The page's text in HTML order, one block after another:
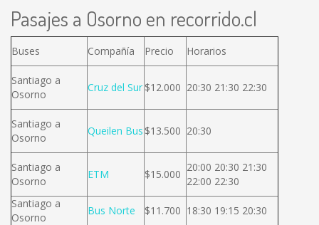
Pasajes a Osorno en recorrido.cl
Buses Compañía Precio Horarios
Santiago a
Osorno
Cruz del Sur $12.000 20:30 21:30 22:30
Santiago a
Osorno
Queilen Bus $13.500 20:30
Santiago a
Osorno
ETM $15.000
20:00 20:30 21:30
22:00 22:30
Santiago a
Osorno
Bus Norte $11.700 18:30 19:15 20:30